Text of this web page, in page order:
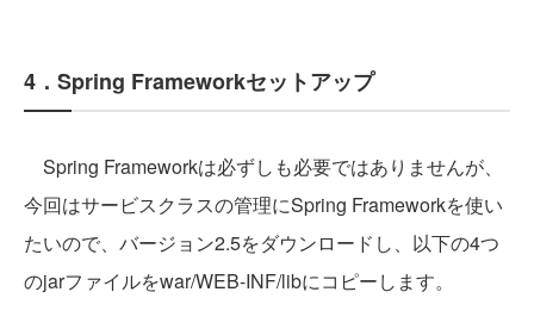
4．Spring Frameworkセットアップ
Spring Frameworkは必ずしも必要ではありませんが、
今回はサービスクラスの管理にSpring Frameworkを使い
たいので、バージョン2.5をダウンロードし、以下の4つ
のjarファイルをwar/WEB-INF/libにコピーします。